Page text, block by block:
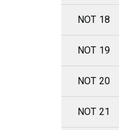
NOT 18
NOT 19
NOT 20
NOT 21